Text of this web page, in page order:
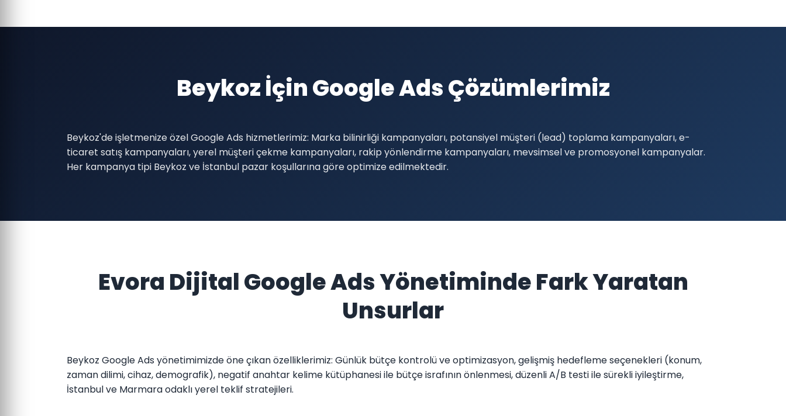
Beykoz İçin Google Ads Çözümlerimiz
Beykoz'de işletmenize özel Google Ads hizmetlerimiz: Marka bilinirliği kampanyaları, potansiyel müşteri (lead) toplama kampanyaları, e-
ticaret satış kampanyaları, yerel müşteri çekme kampanyaları, rakip yönlendirme kampanyaları, mevsimsel ve promosyonel kampanyalar.
Her kampanya tipi Beykoz ve İstanbul pazar koşullarına göre optimize edilmektedir.
Evora Dijital Google Ads Yönetiminde Fark Yaratan
Unsurlar
Beykoz Google Ads yönetimimizde öne çıkan özelliklerimiz: Günlük bütçe kontrolü ve optimizasyon, gelişmiş hedefleme seçenekleri (konum,
zaman dilimi, cihaz, demografik), negatif anahtar kelime kütüphanesi ile bütçe israfının önlenmesi, düzenli A/B testi ile sürekli iyileştirme,
İstanbul ve Marmara odaklı yerel teklif stratejileri.